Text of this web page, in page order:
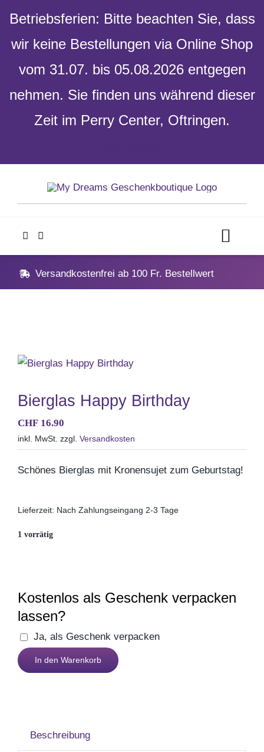
Betriebsferien: Bitte beachten Sie, dass
wir keine Bestellungen via Online Shop
vom 31.07. bis 05.08.2026 entgegen
nehmen. Sie finden uns während dieser
Zeit im Perry Center, Oftringen.
content
Home
Geburtstag
Versandkostenfrei ab 100 Fr. Bestellwert
Bierglas Happy Birthday
CHF16.90
inkl. MwSt. zzgl. Versandkosten
Schönes Bierglas mit Kronensujet zum Geburtstag!
Lieferzeit: Nach Zahlungseingang 2-3 Tage
1 vorrätig
Kostenlos als Geschenk verpacken
lassen?
Ja, als Geschenk verpacken
Bierglas
Happy
In den Warenkorb
Beschreibung